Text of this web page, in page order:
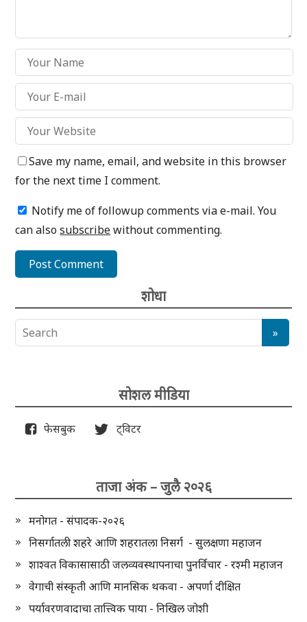
Save my name, email, and website in this browser
for the next time I comment.
Notify me of followup comments via e-mail. You
can alsosubscribewithout commenting.
शोधा
सोशल मीडिया
फेसबुक ट्विटर
ताजा अंक – जुलै २०२६
मनोगत - संपादक-२०२६
निसर्गातली शहरे आणि शहरातला निसर्ग - सुलक्षणा महाजन
शाश्वत विकासासाठी जलव्यवस्थापनाचा पुनर्विचार - रश्मी महाजन
वेगाची संस्कृती आणि मानसिक थकवा - अपर्णा दीक्षित
पर्यावरणवादाचा तात्त्विक पाया - निखिल जोशी